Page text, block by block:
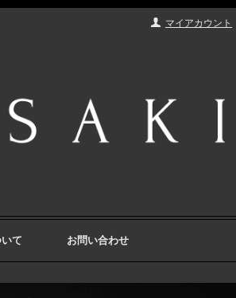
マイアカウント
て お問い合わせ